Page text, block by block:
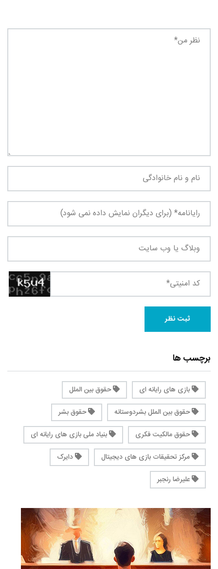
برچسب ها
بازی های رایانه ای
حقوق بین الملل
حقوق بین الملل بشردوستانه
حقوق بشر
حقوق مالکیت فکری
بنیاد ملی بازی های رایانه ای
مرکز تحقیقات بازی های دیجیتال
دایرک
علیرضا رنجبر